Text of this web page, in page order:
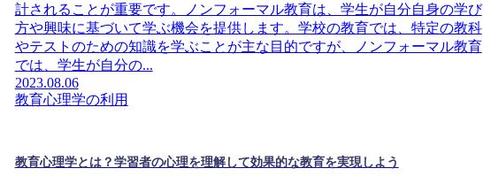
計されることが重要です。ノンフォーマル教育は、学生が自分自身の学び
方や興味に基づいて学ぶ機会を提供します。学校の教育では、特定の教科
やテストのための知識を学ぶことが主な目的ですが、ノンフォーマル教育
では、学生が自分の...
2023.08.06
教育心理学の利用
教育心理学とは？学習者の心理を理解して効果的な教育を実現しよう